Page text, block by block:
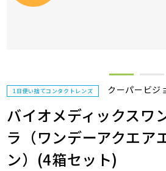
1日使い捨てコンタクトレンズ クーパービジ
バイオメディックスワ
ラ（ワンデーアクエア
ン）(4箱セット)